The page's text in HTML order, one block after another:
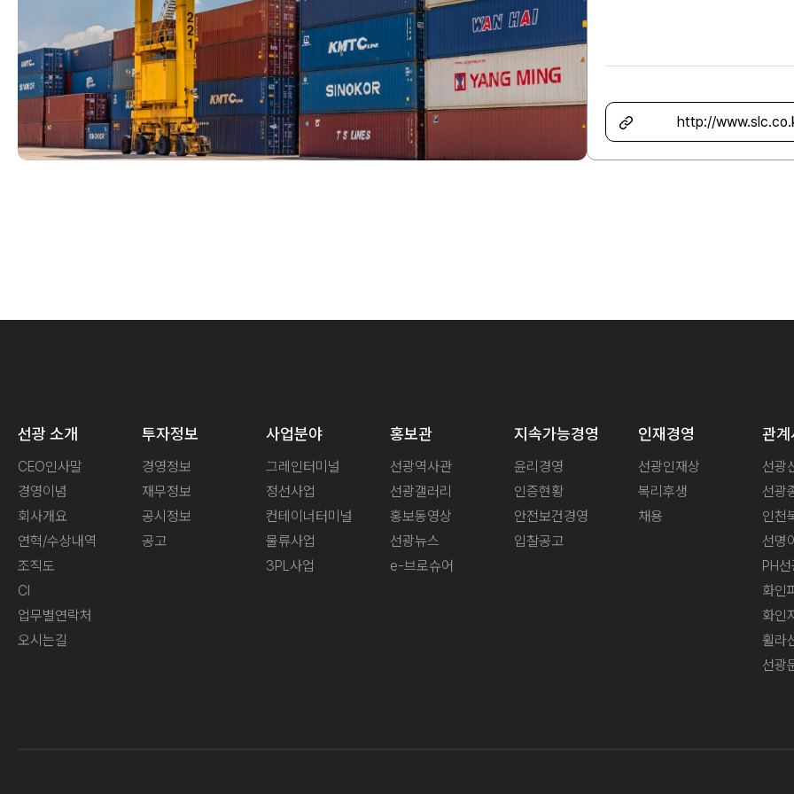
http://
선광 소개
CEO인사말
경영이념
회사개요
연혁/수상내역
조직도
CI
업무별연락처
오시는길
투자정보
경영정보
재무정보
공시정보
공고
사업분야
그레인터미널
정선사업
컨테이너터미널
물류사업
3PL사업
홍보관
선광역사관
선광갤러리
홍보동영상
선광뉴스
e-브로슈어
지속가능경영
윤리경영
인증현황
안전보건경영
입찰공고
인재경영
선광인재상
복리후생
채용
관계
선광
선광
인천
선명
PH
화인
화인
휠라
선광